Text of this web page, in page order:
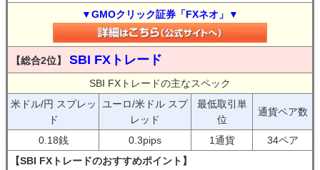
▼GMOクリック証券「FXネオ」▼
【総合2位】 SBI FXトレード
SBI FXトレードの主なスペック
米ドル/円 スプレッ
ド
ユーロ/米ドル スプ
レッド
最低取引単
位
通貨ペア数
0.18銭 0.3pips 1通貨
34ペア
【SBI FXトレードのおすすめポイント】